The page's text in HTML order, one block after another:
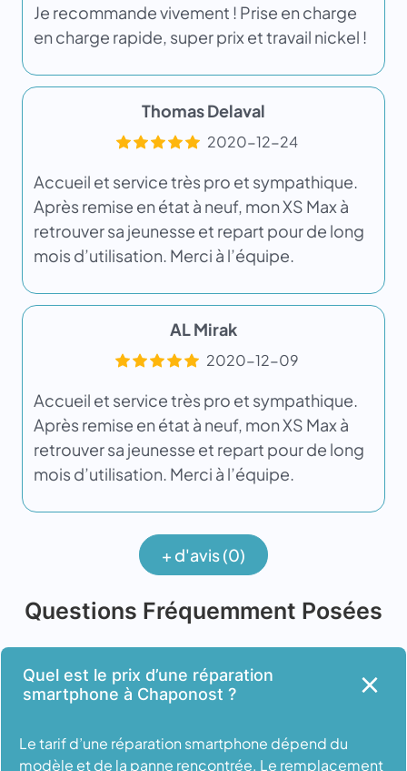
Je recommande vivement ! Prise en charge
en charge rapide, super prix et travail nickel !
Thomas Delaval
2020-12-24
Accueil et service très pro et sympathique.
Après remise en état à neuf, mon XS Max à
retrouver sa jeunesse et repart pour de long
mois d’utilisation. Merci à l’équipe.
AL Mirak
2020-12-09
Accueil et service très pro et sympathique.
Après remise en état à neuf, mon XS Max à
retrouver sa jeunesse et repart pour de long
mois d’utilisation. Merci à l’équipe.
+ d'avis (0)
Questions Fréquemment Posées
Quel est le prix d’une réparation
smartphone à Chaponost ?
Le tarif d’une réparation smartphone dépend du
modèle et de la panne rencontrée. Le remplacement